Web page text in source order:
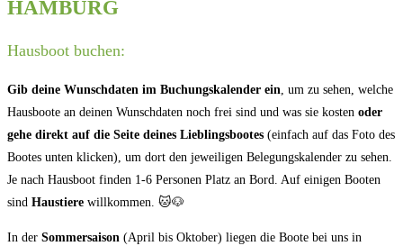
HAMBURG
Hausboot buchen:
Gib deine Wunschdaten im Buchungskalender ein, um zu sehen, welche
Hausboote an deinen Wunschdaten noch frei sind und was sie kosten oder
gehe direkt auf die Seite deines Lieblingsbootes (einfach auf das Foto des
Bootes unten klicken), um dort den jeweiligen Belegungskalender zu sehen.
Je nach Hausboot finden 1-6 Personen Platz an Bord. Auf einigen Booten
sind Haustiere willkommen. 🐱🐶
In der Sommersaison (April bis Oktober) liegen die Boote bei uns in